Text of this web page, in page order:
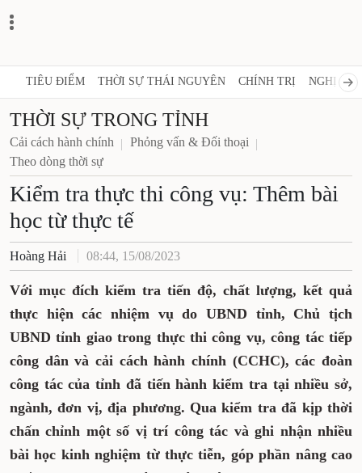
TIÊU ĐIỂM THỜI SỰ THÁI NGUYÊN CHÍNH TRỊ NGHỊ
THỜI SỰ TRONG TỈNH
Cải cách hành chính
Phỏng vấn & Đối thoại
Theo dòng thời sự
Kiểm tra thực thi công vụ: Thêm bài
học từ thực tế
Hoàng Hải 08:44, 15/08/2023
Với mục đích kiểm tra tiến độ, chất lượng, kết quả
thực hiện các nhiệm vụ do UBND tỉnh, Chủ tịch
UBND tỉnh giao trong thực thi công vụ, công tác tiếp
công dân và cải cách hành chính (CCHC), các đoàn
công tác của tỉnh đã tiến hành kiểm tra tại nhiều sở,
ngành, đơn vị, địa phương. Qua kiểm tra đã kịp thời
chấn chỉnh một số vị trí công tác và ghi nhận nhiều
bài học kinh nghiệm từ thực tiễn, góp phần nâng cao